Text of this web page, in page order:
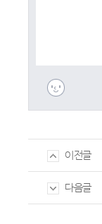
이전글
다음글